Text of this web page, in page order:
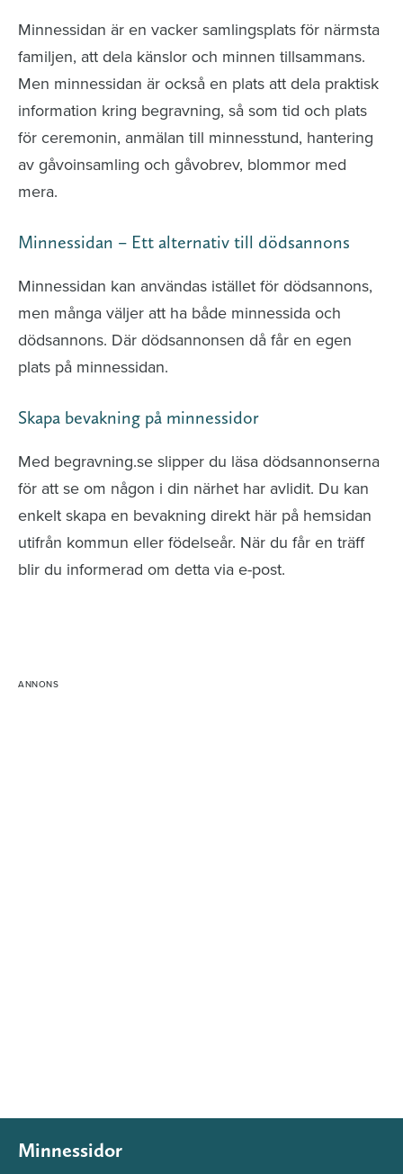
Minnessidan är en vacker samlingsplats för närmsta
familjen, att dela känslor och minnen tillsammans.
Men minnessidan är också en plats att dela praktisk
information kring begravning, så som tid och plats
för ceremonin, anmälan till minnesstund, hantering
av gåvoinsamling och gåvobrev, blommor med
mera.
Minnessidan – Ett alternativ till dödsannons
Minnessidan kan användas istället för dödsannons,
men många väljer att ha både minnessida och
dödsannons. Där dödsannonsen då får en egen
plats på minnessidan.
Skapa bevakning på minnessidor
Med begravning.se slipper du läsa dödsannonserna
för att se om någon i din närhet har avlidit. Du kan
enkelt skapa en bevakning direkt här på hemsidan
utifrån kommun eller födelseår. När du får en träff
blir du informerad om detta via e-post.
Minnessidor